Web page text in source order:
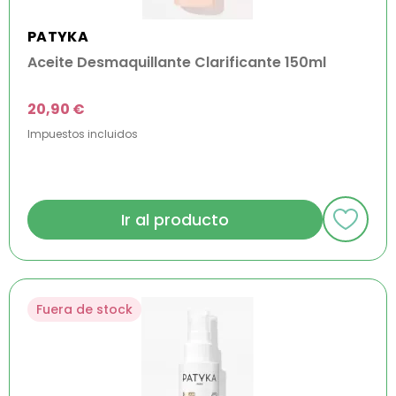
PATYKA
Aceite Desmaquillante Clarificante 150ml
20,90 €
Impuestos incluidos
Ir al producto
Fuera de stock